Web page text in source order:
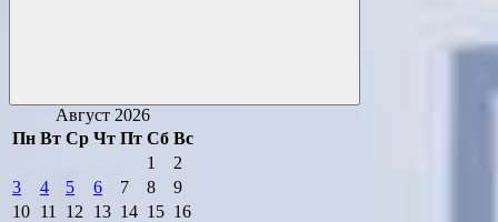
Поиск
Август 2026
Пн Вт Ср Чт Пт Сб Вс
1
2
3
4 5 6 7 8
9
10 11 12 13 14 15 16